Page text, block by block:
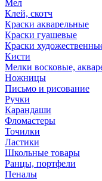
Мел
Клей, скотч
Краски акварельные
Краски гуашевые
Краски
Кисти
Мелки восковые,
Ножницы
Письмо и рисование
Ручки
Карандаши
Фломастеры
Точилки
Ластики
Школьные товары
Ранцы, портфели
Пеналы